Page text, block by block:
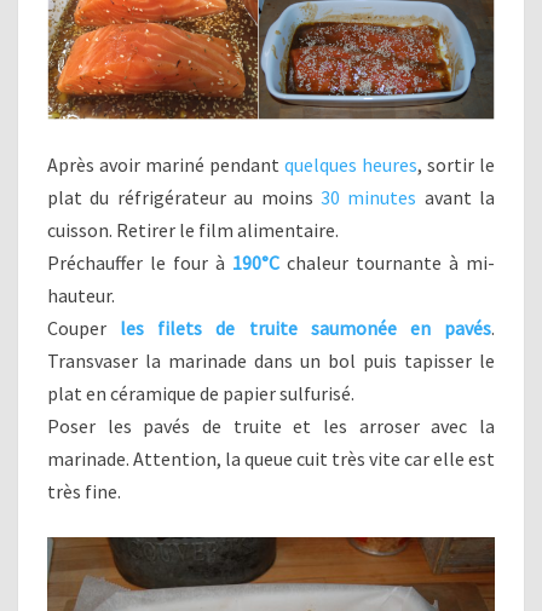
Après avoir mariné pendant quelques heures, sortir le
plat du réfrigérateur au moins 30 minutes avant la
cuisson. Retirer le film alimentaire.
Préchauffer le four à 190°C chaleur tournante à mi-
hauteur.
Couper les filets de truite saumonée en pavés.
Transvaser la marinade dans un bol puis tapisser le
plat en céramique de papier sulfurisé.
Poser les pavés de truite et les arroser avec la
marinade. Attention, la queue cuit très vite car elle est
très fine.